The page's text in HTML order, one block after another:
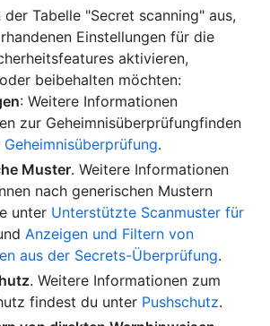
der Tabelle "Secret scanning" aus,
Einstellungen für die
aktivieren,
beibehalten möchten:
: Weitere Informationen
zur Geheimnisüberprüfungfinden
Geheimnisüberprüfung.
Muster. Weitere Informationen
nach generischen Mustern
unter Unterstützte Scanmuster für
Anzeigen und Filtern von
aus der Secrets-Überprüfung.
. Weitere Informationen zum
findest du unter Pushschutz.